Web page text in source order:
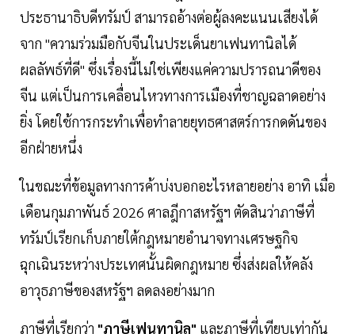
ประธานาธิบดีทรัมป์ สามารถอ้างต่อผู้ลงคะแนนเสียงได้
จาก "ความร่วมมือกับจีนในประเด็นยาเฟนทานิลได้
ผลลัพธ์ที่ดี" ซึ่งเรื่องนี้ไม่ใช่เพียงแค่ความปรารถนาดีของ
จีน แต่เป็นการเคลื่อนไหวทางการเมืองที่ชาญฉลาดอย่าง
ยิ่ง โดยใช้การกระทำเพื่อทำลายยุทธศาสตร์การกดดันของ
อีกฝ่ายหนึ่ง
ในขณะที่ข้อมูลทางการค้าบ่งบอกอะไรหลายอย่าง อาทิ เมื่อ
เดือนกุมภาพันธ์ 2026 ศาลฎีกาสหรัฐฯ ตัดสินว่าภาษีที่
ทรัมป์เรียกเก็บภายใต้กฎหมายอำนาจทางเศรษฐกิจ
ฉุกเฉินระหว่างประเทศนั้นผิดกฎหมาย ซึ่งส่งผลให้คลัง
อาวุธภาษีของสหรัฐฯ ลดลงอย่างมาก
ภาษีที่เรียกว่า "ภาษีเฟนทานิล" และภาษีที่เทียบเท่ากัน